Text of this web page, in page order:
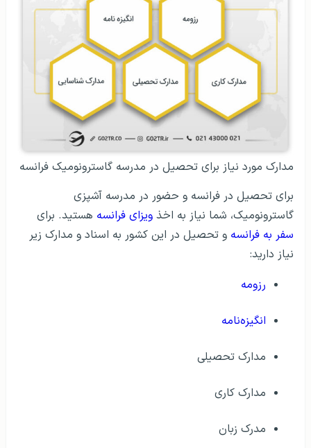
مدارک مورد نیاز برای تحصیل در مدرسه گاسترونومیک فرانسه
برای تحصیل در فرانسه و حضور در مدرسه آشپزی
گاسترونومیک، شما نیاز به اخذ ویزای فرانسه هستید. برای
سفر به فرانسه و تحصیل در این کشور به اسناد و مدارک زیر
نیاز دارید:
رزومه
انگیزه‌نامه
مدارک تحصیلی
مدارک کاری
مدرک زبان